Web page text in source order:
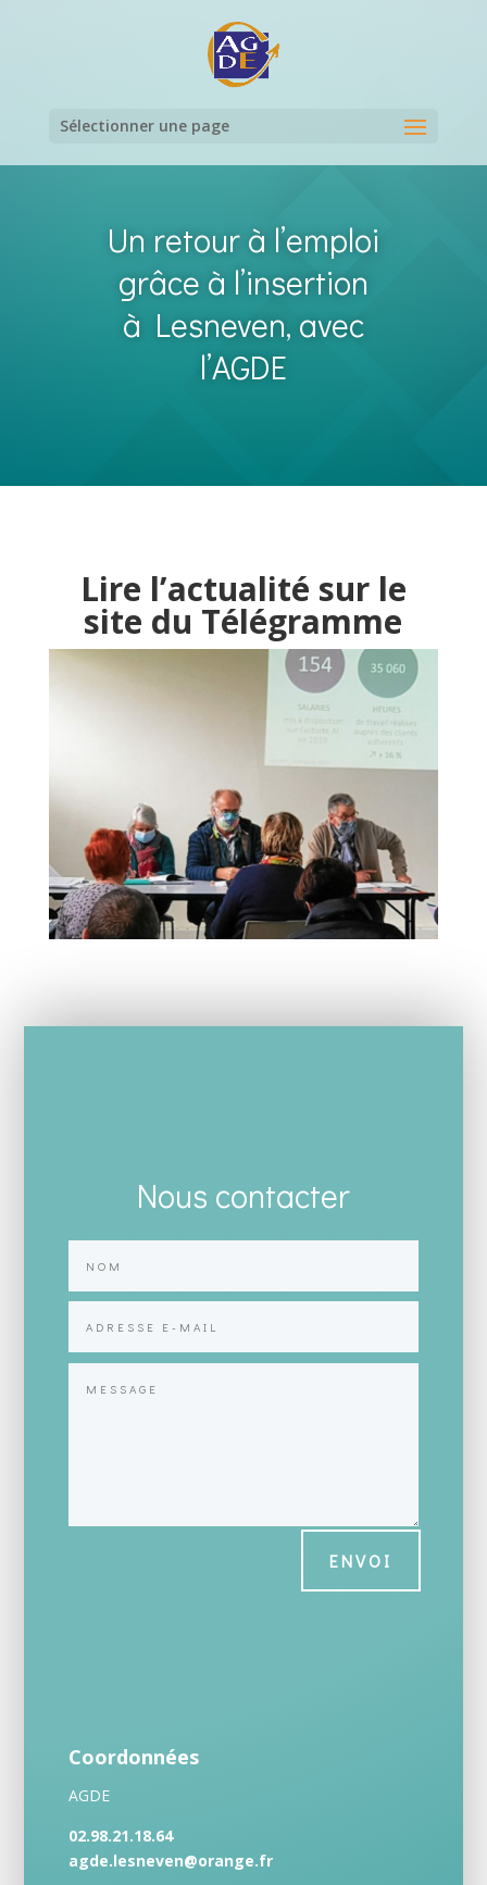
Sélectionner une page
Un retour à l’emploi
grâce à l’insertion
à Lesneven, avec
l’AGDE
Lire l’actualité sur le
site du Télégramme
Nous contacter
ENVOI
Coordonnées
AGDE
02.98.21.18.64
agde.lesneven@orange.fr